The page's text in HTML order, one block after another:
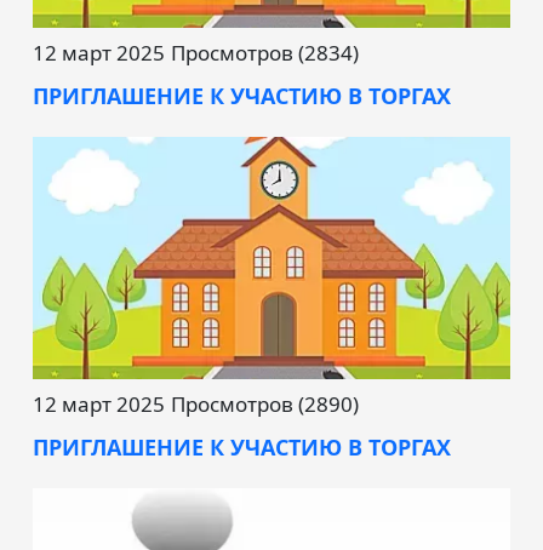
12 март 2025 Просмотров (2834)
ПРИГЛАШЕНИЕ К УЧАСТИЮ В ТОРГАХ
12 март 2025 Просмотров (2890)
ПРИГЛАШЕНИЕ К УЧАСТИЮ В ТОРГАХ